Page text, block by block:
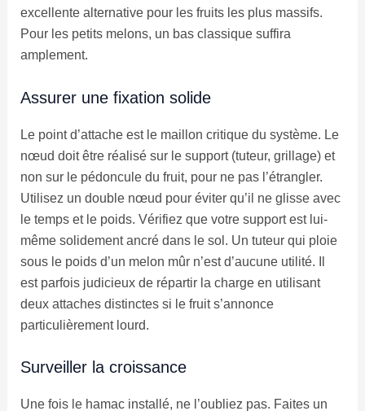
excellente alternative pour les fruits les plus massifs.
Pour les petits melons, un bas classique suffira
amplement.
Assurer une fixation solide
Le point d’attache est le maillon critique du système. Le
nœud doit être réalisé sur le support (tuteur, grillage) et
non sur le pédoncule du fruit, pour ne pas l’étrangler.
Utilisez un double nœud pour éviter qu’il ne glisse avec
le temps et le poids. Vérifiez que votre support est lui-
même solidement ancré dans le sol. Un tuteur qui ploie
sous le poids d’un melon mûr n’est d’aucune utilité. Il
est parfois judicieux de répartir la charge en utilisant
deux attaches distinctes si le fruit s’annonce
particulièrement lourd.
Surveiller la croissance
Une fois le hamac installé, ne l’oubliez pas. Faites un